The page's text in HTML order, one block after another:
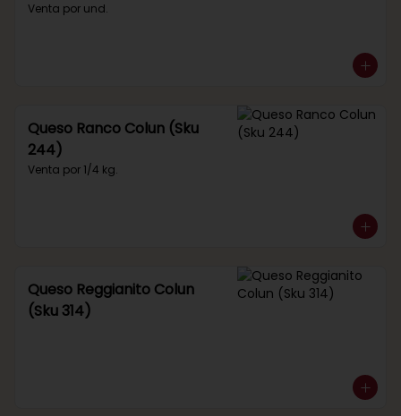
Venta por und.
Queso Ranco Colun (Sku
244)
Venta por 1/4 kg.
Queso Reggianito Colun
(Sku 314)